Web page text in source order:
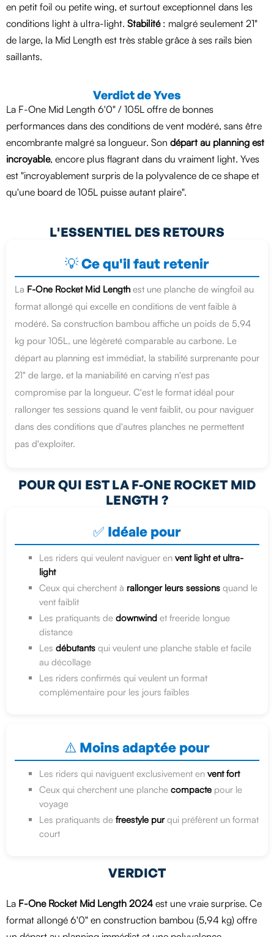
en petit foil ou petite wing, et surtout exceptionnel dans les
conditions light à ultra-light. Stabilité: malgré seulement 21"
de large, la Mid Length est très stable grâce à ses rails bien
saillants.
Verdict de Yves
La F-One Mid Length 6'0" / 105L offre de bonnes
performances dans des conditions de vent modéré, sans être
encombrante malgré sa longueur. Son départ au planning est
incroyable, encore plus flagrant dans du vraiment light. Yves
est "incroyablement surpris de la polyvalence de ce shape et
qu'une board de 105L puisse autant plaire".
L'ESSENTIEL DES RETOURS
💡 Ce qu'il faut retenir
La F-One Rocket Mid Length est une planche de wingfoil au
format allongé qui excelle en conditions de vent faible à
modéré. Sa construction bambou affiche un poids de 5,94
kg pour 105L, une légèreté comparable au carbone. Le
départ au planning est immédiat, la stabilité surprenante pour
21" de large, et la maniabilité en carving n'est pas
compromise par la longueur. C'est le format idéal pour
rallonger tes sessions quand le vent faiblit, ou pour naviguer
dans des conditions que d'autres planches ne permettent
pas d'exploiter.
POUR QUI EST LA F-ONE ROCKET MID
LENGTH ?
✅ Idéale pour
Les riders qui veulent naviguer en vent light et ultra-
light
Ceux qui cherchent à rallonger leurs sessions quand le
vent faiblit
Les pratiquants de downwind et freeride longue
distance
Les débutants qui veulent une planche stable et facile
au décollage
Les riders confirmés qui veulent un format
complémentaire pour les jours faibles
⚠️ Moins adaptée pour
Les riders qui naviguent exclusivement en vent fort
Ceux qui cherchent une planche compacte pour le
voyage
Les pratiquants de freestyle purqui préfèrent un format
court
VERDICT
La F-One Rocket Mid Length 2024 est une vraie surprise. Ce
format allongé 6'0" en construction bambou (5,94 kg) offre